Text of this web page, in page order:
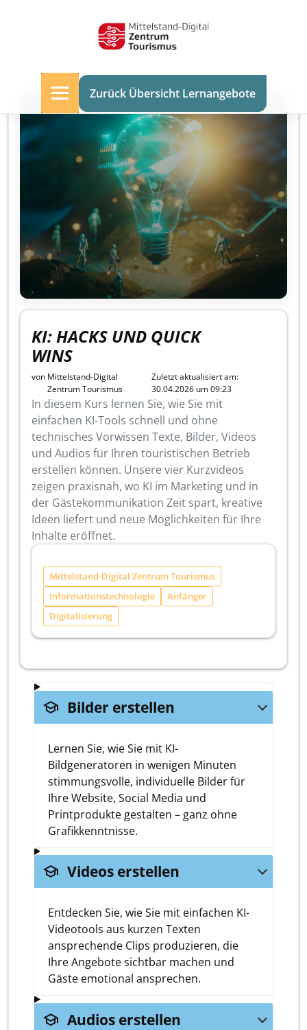
Zurück Übersicht Lernangebote
KI: HACKS UND QUICK
WINS
von Mittelstand-Digital
Zentrum Tourismus
Zuletzt aktualisiert am:
30.04.2026 um 09:23
In diesem Kurs lernen Sie, wie Sie mit
einfachen KI-Tools schnell und ohne
technisches Vorwissen Texte, Bilder, Videos
und Audios für Ihren touristischen Betrieb
erstellen können. Unsere vier Kurzvideos
zeigen praxisnah, wo KI im Marketing und in
der Gästekommunikation Zeit spart, kreative
Ideen liefert und neue Möglichkeiten für Ihre
Inhalte eröffnet.
Mittelstand-Digital Zentrum Tourismus
Informationstechnologie
Anfänger
Digitalisierung
school Bilder erstellen
Lernen Sie, wie Sie mit KI-
Bildgeneratoren in wenigen Minuten
stimmungsvolle, individuelle Bilder für
Ihre Website, Social Media und
Printprodukte gestalten – ganz ohne
Grafikkenntnisse.
school Videos erstellen
Entdecken Sie, wie Sie mit einfachen KI-
Videotools aus kurzen Texten
ansprechende Clips produzieren, die
Ihre Angebote sichtbar machen und
Gäste emotional ansprechen.
school Audios erstellen